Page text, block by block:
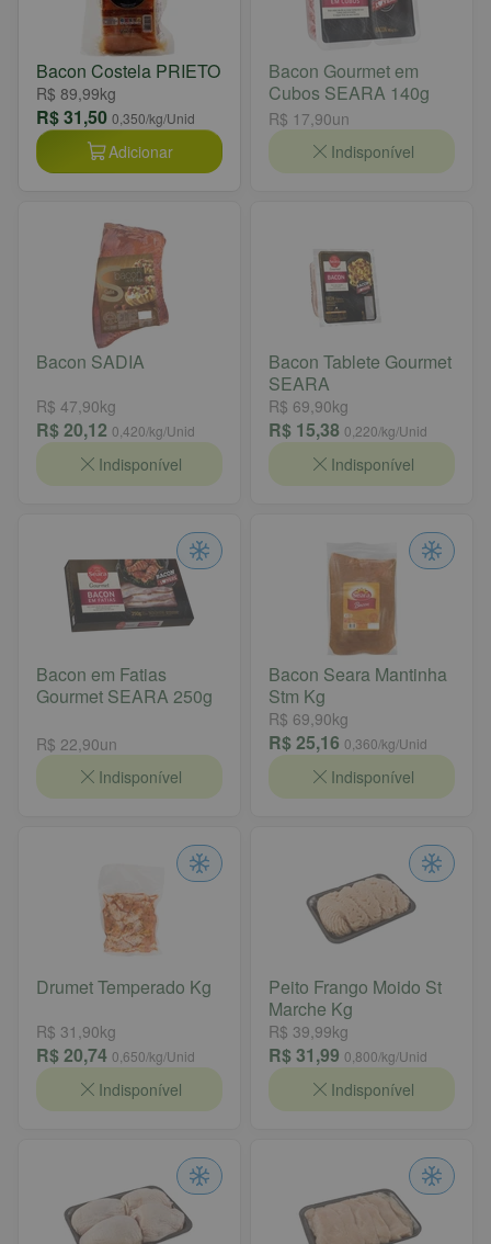
Bacon Costela PRIETO
R$ 89,99kg
R$ 31,50 0,350/kg/Unid
Adicionar
Bacon Gourmet em
Cubos SEARA 140g
R$ 17,90un
Indisponível
Bacon SADIA
R$ 47,90kg
R$ 20,12 0,420/kg/Unid
Indisponível
Bacon Tablete Gourmet
SEARA
R$ 69,90kg
R$ 15,38 0,220/kg/Unid
Indisponível
Bacon em Fatias
Gourmet SEARA 250g
R$ 22,90un
Indisponível
Bacon Seara Mantinha
Stm Kg
R$ 69,90kg
R$ 25,16 0,360/kg/Unid
Indisponível
Drumet Temperado Kg
R$ 31,90kg
R$ 20,74 0,650/kg/Unid
Indisponível
Peito Frango Moido St
Marche Kg
R$ 39,99kg
R$ 31,99 0,800/kg/Unid
Indisponível